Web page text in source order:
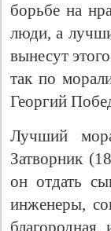
борьбе на
люди, а
вынесут
так по
Георгий
Лучший
Затворник
он отдать
инженеры,